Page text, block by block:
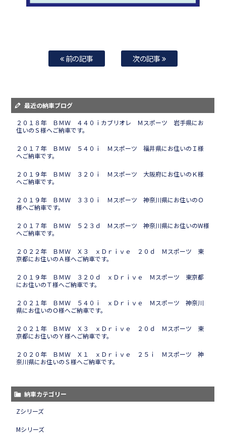
前の記事 次の記事
最近の納車ブログ
２０１８年 ＢＭＷ ４４０ｉカブリオレ Ｍスポーツ 岩手県にお
住いのＳ様へご納車です。
２０１７年 ＢＭＷ ５４０ｉ Ｍスポーツ 福井県にお住いのＩ様
へご納車です。
２０１９年 ＢＭＷ ３２０ｉ Ｍスポーツ 大阪府にお住いのＫ様
へご納車です。
２０１９年 ＢＭＷ ３３０ｉ Ｍスポーツ 神奈川県にお住いのＯ
様へご納車です。
２０１７年 ＢＭＷ ５２３ｄ Ｍスポーツ 神奈川県にお住いのW様
へご納車です。
２０２２年 ＢＭＷ Ｘ３ ｘＤｒｉｖｅ ２０ｄ Ｍスポーツ 東
京都にお住いのＡ様へご納車です。
２０１９年 ＢＭＷ ３２０ｄ ｘＤｒｉｖｅ Ｍスポーツ 東京都
にお住いのＴ様へご納車です。
２０２１年 ＢＭＷ ５４０ｉ ｘＤｒｉｖｅ Ｍスポーツ 神奈川
県にお住いのＯ様へご納車です。
２０２１年 ＢＭＷ Ｘ３ ｘＤｒｉｖｅ ２０ｄ Ｍスポーツ 東
京都にお住いのＹ様へご納車です。
２０２０年 ＢＭＷ Ｘ１ ｘＤｒｉｖｅ ２５ｉ Ｍスポーツ 神
奈川県にお住いのＳ様へご納車です。
納車カテゴリー
Zシリーズ
Mシリーズ